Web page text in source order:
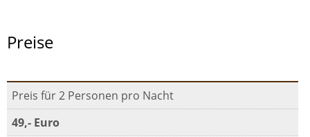
Preise
Preis für 2 Personen pro Nacht
49,- Euro